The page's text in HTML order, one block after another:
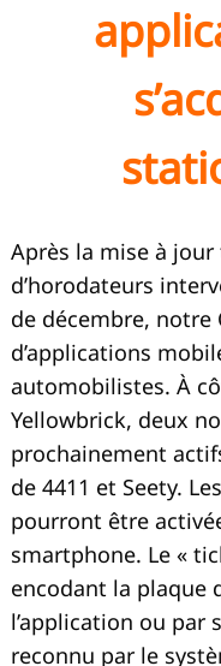
Après la mise à
d’horodateurs
de décembre, notre
d’applications
automobilistes. À
Yellowbrick, deux
prochainement
de 4411 et Seety.
pourront être
smartphone. Le «
encodant la plaque
l’application ou par
reconnu par le